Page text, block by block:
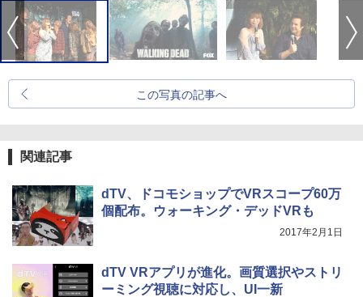
この写真の記事へ
関連記事
dTV、ドコモショップでVRスコープ60万
個配布。ウォーキング・デッドVRも
2017年2月1日
dTV VRアプリが進化。画質選択やストリ
ーミング視聴に対応し、UI一新